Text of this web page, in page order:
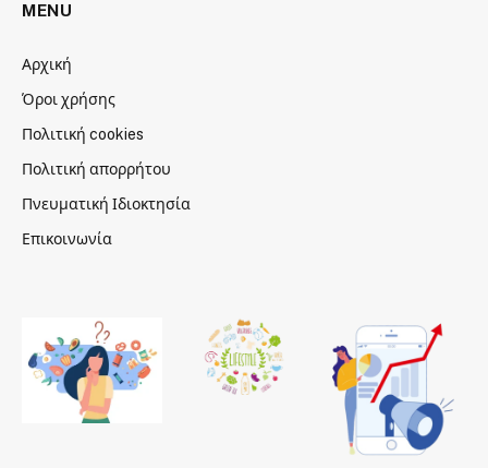
MENU
Αρχική
Όροι χρήσης
Πολιτική cookies
Πολιτική απορρήτου
Πνευματική Ιδιοκτησία
Επικοινωνία